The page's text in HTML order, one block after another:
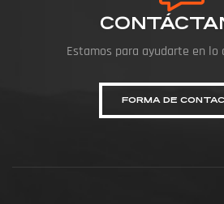
Estamos para ayudarte en lo
FORMA DE